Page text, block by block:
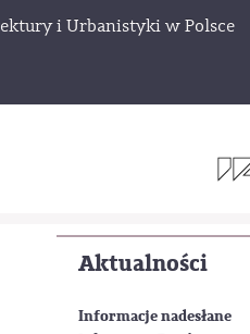
i Urbanistyki w Polsce
Aktualności
Informacje nadesłane